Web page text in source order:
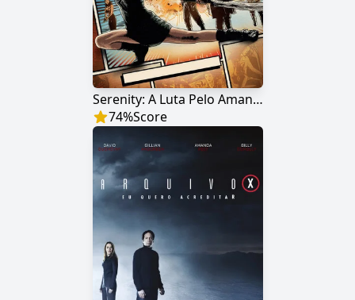
Serenity: A Luta Pelo Amanhã
74%Score